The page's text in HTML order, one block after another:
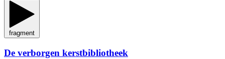
fragment
De verborgen kerstbibliotheek